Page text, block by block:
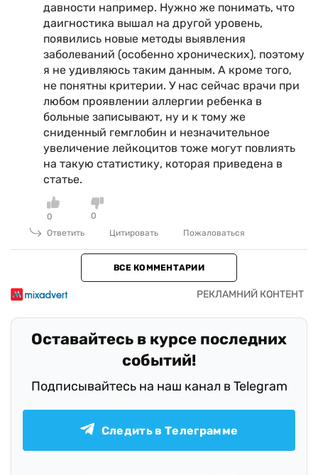
давности например. Нужно же понимать, что
даигностика вышал на другой уровень,
появились новые методы выявления
заболеваний (особенно хронических), поэтому
я не удивляюсь таким данным. А кроме того,
не понятны критерии. У нас сейчас врачи при
любом проявлении аллергии ребенка в
больные записывают, ну и к тому же
сниденный гемглобин и незначительное
увеличение лейкоцитов тоже могут повлиять
на такую статистику, которая приведена в
статье.
0
0
Ответить
Цитировать Пожаловаться
ВСЕ КОММЕНТАРИИ
Оставайтесь в курсе последних
событий!
Подписывайтесь на наш канал в Telegram
Следить в Телеграмме